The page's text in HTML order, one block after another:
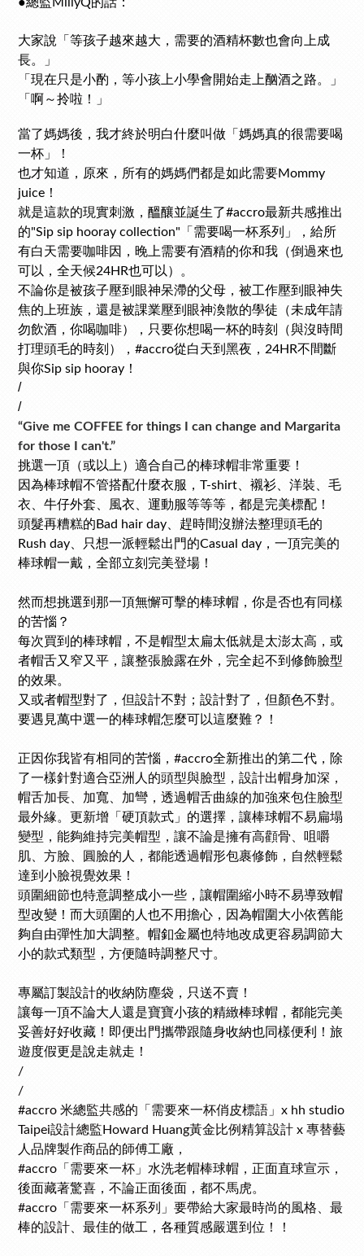
大家說「等孩子越來越大，需要的酒精杯數也會向上成
長。」
「現在只是小酌，等小孩上小學會開始走上酗酒之路。」
「啊～拎啦！」
當了媽媽後，我才終於明白什麼叫做「媽媽真的很需要喝
一杯」！
也才知道，原來，所有的媽媽們都是如此需要Mommy
juice！
就是這款的現實刺激，醞釀並誕生了#accro最新共感推出
的"Sip sip hooray collection"「需要喝一杯系列」，給所
有白天需要咖啡因，晚上需要有酒精的你和我（倒過來也
可以，全天候24HR也可以）。
不論你是被孩子壓到眼神呆滯的父母，被工作壓到眼神失
焦的上班族，還是被課業壓到眼神渙散的學徒（未成年請
勿飲酒，你喝咖啡），只要你想喝一杯的時刻（與沒時間
打理頭毛的時刻）， #accro從白天到黑夜， 24HR不間斷
與你Sip sip hooray ！
/
/
“Give me COFFEE for things I can change and Margarita
for those I can't.”
挑選一頂（或以上）適合自己的棒球帽非常重要！
因為棒球帽不管搭配什麼衣服，T-shirt、襯衫、洋裝、毛
衣、牛仔外套、風衣、運動服等等等，都是完美標配！
頭髮再糟糕的Bad hair day、趕時間沒辦法整理頭毛的
Rush day、只想一派輕鬆出門的Casual day，一頂完美的
棒球帽一戴，全部立刻完美登場！
然而想挑選到那一頂無懈可擊的棒球帽，你是否也有同樣
的苦惱？
每次買到的棒球帽，不是帽型太扁太低就是太澎太高，或
者帽舌又窄又平，讓整張臉露在外，完全起不到修飾臉型
的效果。
又或者帽型對了，但設計不對；設計對了，但顏色不對。
要遇見萬中選一的棒球帽怎麼可以這麼難？！
正因你我皆有相同的苦惱，#accro全新推出的第二代，除
了一樣針對適合亞洲人的頭型與臉型，設計出帽身加深，
帽舌加長、加寬、加彎，透過帽舌曲線的加強來包住臉型
最外緣。更新增 「硬頂款式」的選擇， 讓棒球帽不易扁塌
變型，能夠維持完美帽型，讓不論是擁有高顴骨、咀嚼
肌、方臉、圓臉的人，都能透過帽形包裹修飾，自然輕鬆
達到小臉視覺效果！
頭圍細節也特意調整成小一些，讓帽圍縮小時不易導致帽
型改變！而大頭圍的人也不用擔心，因為帽圍大小依舊能
夠自由彈性加大調整。帽釦金屬也特地改成更容易調節大
小的款式類型，方便隨時調整尺寸。
專屬訂製設計的收納防塵袋，只送不賣！
讓每一頂不論大人還是寶寶小孩的精緻棒球帽，都能完美
妥善好好收藏！即便出門攜帶跟隨身收納也同樣便利！旅
遊度假更是說走就走！
/
/
#accro 米總監共感的「需要來一杯俏皮標語」x hh studio
Taipei設計總監Howard Huang黃金比例精算設計 x 專替藝
人品牌製作商品的師傅工廠，
#accro「需要來一杯」水洗老帽棒球帽，正面直球宣示，
後面藏著驚喜，不論正面後面，都不馬虎。
#accro「需要來一杯系列」要帶給大家最時尚的風格、最
棒的設計、最佳的做工，各種質感嚴選到位！！